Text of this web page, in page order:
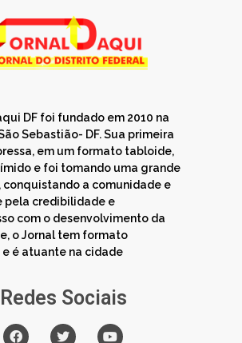
DF foi fundado em 2010 na
Sebastião- DF. Sua primeira
em um formato tabloide,
e foi tomando uma grande
conquistando a comunidade e
pela credibilidade e
com o desenvolvimento da
o Jornal tem formato
é atuante na cidade
Redes Sociais